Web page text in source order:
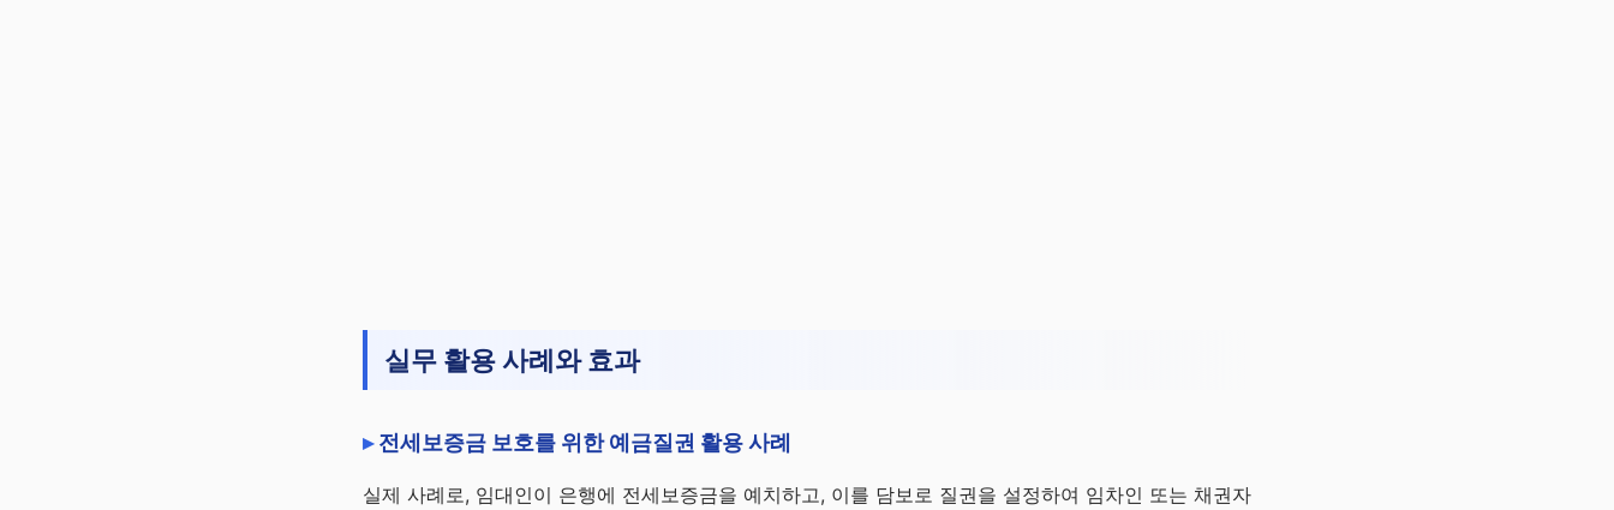
실무 활용 사례와 효과
전세보증금 보호를 위한 예금질권 활용 사례
실제 사례로, 임대인이 은행에 전세보증금을 예치하고, 이를 담보로 질권을 설정하여 임차인 또는 채권자